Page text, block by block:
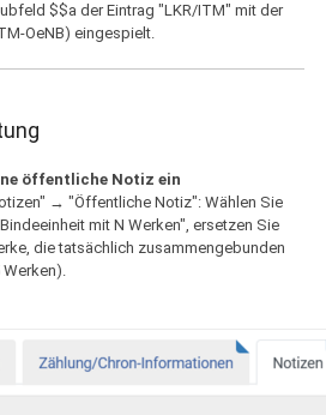
$$a der Eintrag "LKR/ITM" mit der
OeNB) eingespielt.
öffentliche Notiz ein
→ "Öffentliche Notiz": Wählen Sie
mit N Werken", ersetzen Sie
die tatsächlich zusammengebunden
Werken).